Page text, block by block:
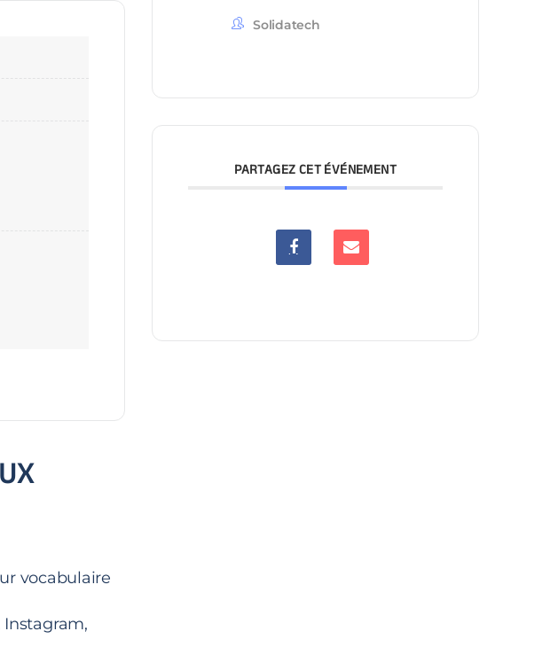
vocabulaire
Instagram,
Solidatech
PARTAGEZ CET ÉVÉNEMENT